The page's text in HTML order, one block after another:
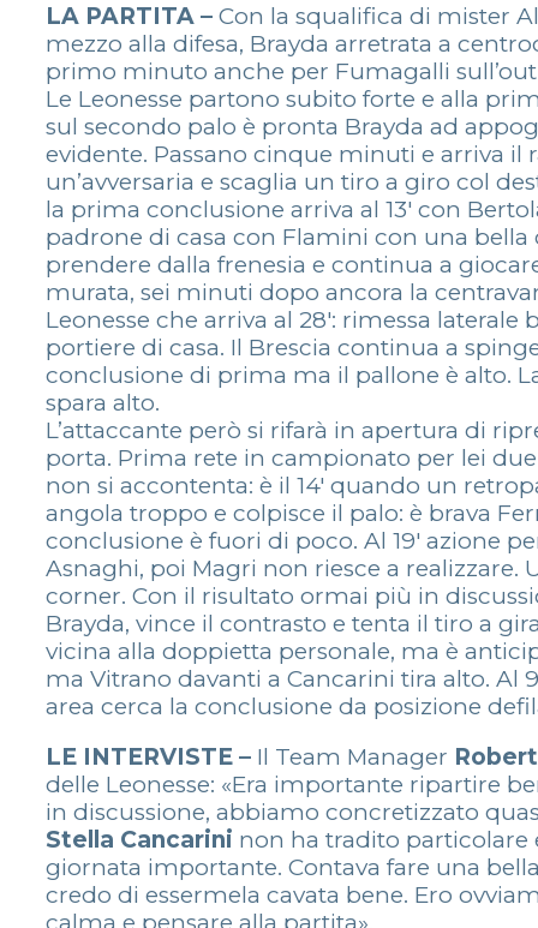
LA PARTITA – Con la squalifica di mister
mezzo alla difesa, Brayda arretrata a
primo minuto anche per Fumagalli
Le Leonesse partono subito forte e alla
sul secondo palo è pronta Brayda ad
evidente. Passano cinque minuti e arriva
un’avversaria e scaglia un tiro a giro col
la prima conclusione arriva al 13′ con
padrone di casa con Flamini con una bella
prendere dalla frenesia e continua a
murata, sei minuti dopo ancora la
Leonesse che arriva al 28′: rimessa
portiere di casa. Il Brescia continua a
conclusione di prima ma il pallone è alto.
spara alto.
L’attaccante però si rifarà in apertura di
porta. Prima rete in campionato per lei
non si accontenta: è il 14′ quando un
angola troppo e colpisce il palo: è brava
conclusione è fuori di poco. Al 19′ azione
Asnaghi, poi Magri non riesce a
corner. Con il risultato ormai più in
Brayda, vince il contrasto e tenta il tiro a
vicina alla doppietta personale, ma è
ma Vitrano davanti a Cancarini tira alto. Al
area cerca la conclusione da posizione
LE INTERVISTE – Il Team Manager
delle Leonesse: «Era importante ripartire
in discussione, abbiamo concretizzato
Stella Cancarini non ha tradito particolare
giornata importante. Contava fare una
credo di essermela cavata bene. Ero